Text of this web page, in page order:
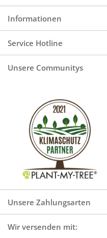
Informationen
Service Hotline
Unsere Communitys
Unsere Zahlungsarten
Wir versenden mit: